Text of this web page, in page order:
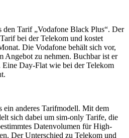
den Tarif „Vodafone Black Plus“. Der
bei der Telekom und kostet
Die Vodafone behält sich vor,
Angebot zu nehmen. Buchbar ist er
Eine Day-Flat wie bei der Telekom
ein anderes Tarifmodell. Mit dem
sich dabei um sim-only Tarife, die
Datenvolumen für High-
Der Unterschied zu Telekom und